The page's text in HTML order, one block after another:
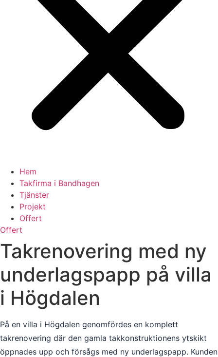
Hem
Takfirma i Bandhagen
Tjänster
Projekt
Offert
Offert
Takrenovering med ny
underlagspapp på villa
i Högdalen
På en villa i Högdalen genomfördes en komplett
takrenovering där den gamla takkonstruktionens ytskikt
öppnades upp och försågs med ny underlagspapp. Kunden